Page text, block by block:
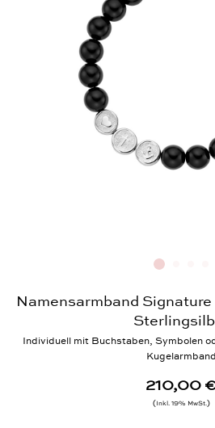
Namensarmband
Individuell mit Buchstaben, Symbolen
Kugelarmband
210,00
Inkl. 19% MwSt.